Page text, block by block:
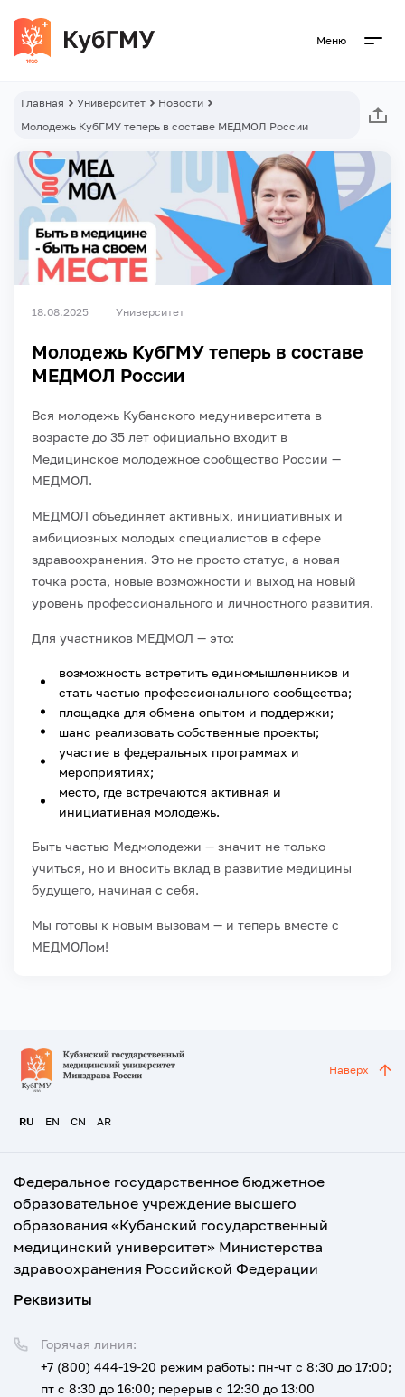
Меню
Главная Университет
Новости
Молодежь КубГМУ теперь в составе МЕДМОЛ России
18.08.2025 Университет
Молодежь КубГМУ теперь в составе
МЕДМОЛ России
Вся молодежь Кубанского медуниверситета в
возрасте до 35 лет официально входит в
Медицинское молодежное сообщество России —
МЕДМОЛ.
МЕДМОЛ объединяет активных, инициативных и
амбициозных молодых специалистов в сфере
здравоохранения. Это не просто статус, а новая
точка роста, новые возможности и выход на новый
уровень профессионального и личностного развития.
Для участников МЕДМОЛ — это:
возможность встретить единомышленников и
стать частью профессионального сообщества;
площадка для обмена опытом и поддержки;
шанс реализовать собственные проекты;
участие в федеральных программах и
мероприятиях;
место, где встречаются активная и
инициативная молодежь.
Быть частью Медмолодежи — значит не только
учиться, но и вносить вклад в развитие медицины
будущего, начиная с себя.
Мы готовы к новым вызовам — и теперь вместе с
МЕДМОЛом!
RU EN CN AR
Наверх
Федеральное государственное бюджетное
образовательное учреждение высшего
образования «Кубанский государственный
медицинский университет» Министерства
здравоохранения Российской Федерации
Реквизиты
Горячая линия:
+7 (800) 444-19-20 режим работы: пн-чт с 8:30 до 17:00;
пт с 8:30 до 16:00; перерыв с 12:30 до 13:00